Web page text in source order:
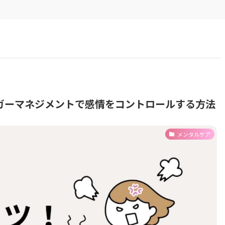
マネジメントで感情をコントロールする方法
メンタルケア